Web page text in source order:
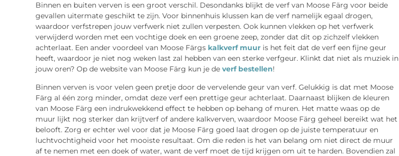
Binnen en buiten verven is een groot verschil. Desondanks blijkt de verf van Moose Färg voor beide
gevallen uitermate geschikt te zijn. Voor binnenhuis klussen kan de verf namelijk egaal drogen,
waardoor verfstrepen jouw verfwerk niet zullen verpesten. Ook kunnen vlekken op het verfwerk
verwijderd worden met een vochtige doek en een groene zeep, zonder dat dit op zichzelf vlekken
achterlaat. Een ander voordeel van Moose Färgs kalkverf muuris het feit dat de verf een fijne geur
heeft, waardoor je niet nog weken last zal hebben van een sterke verfgeur. Klinkt dat niet als muziek in
jouw oren? Op de website van Moose Färg kun je de verf bestellen!
Binnen verven is voor velen geen pretje door de vervelende geur van verf. Gelukkig is dat met Moose
Färg al één zorg minder, omdat deze verf een prettige geur achterlaat. Daarnaast blijken de kleuren
van Moose Färg een indrukwekkend effect te hebben op behang of muren. Het matte waas op de
muur lijkt nog sterker dan krijtverf of andere kalkverven, waardoor Moose Färg geheel bereikt wat het
belooft. Zorg er echter wel voor dat je Moose Färg goed laat drogen op de juiste temperatuur en
luchtvochtigheid voor het mooiste resultaat. Om die reden is het van belang om niet direct de muur
af te nemen met een doek of water, want de verf moet de tijd krijgen om uit te harden. Bovendien zal